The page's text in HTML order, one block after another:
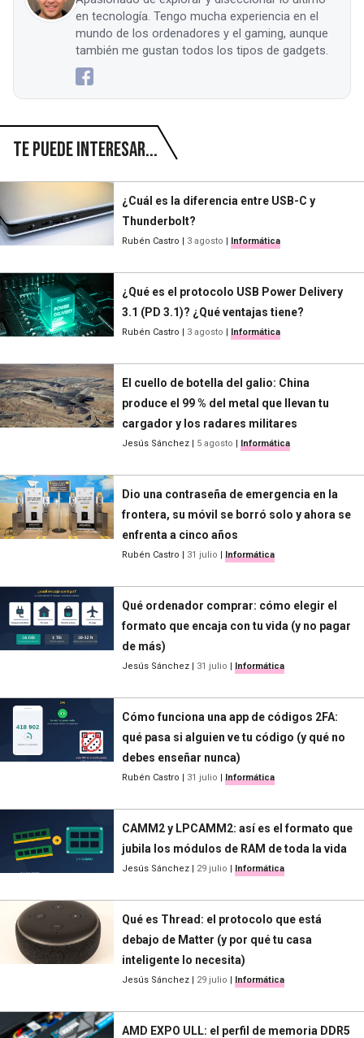
en tecnología. Tengo mucha experiencia en el
mundo de los ordenadores y el gaming, aunque
también me gustan todos los tipos de gadgets.
Te puede interesar...
¿Cuál es la diferencia entre USB-C y
Thunderbolt?
Rubén Castro | 3 agosto | Informática
¿Qué es el protocolo USB Power Delivery
3.1 (PD 3.1)? ¿Qué ventajas tiene?
Rubén Castro | 3 agosto | Informática
El cuello de botella del galio: China
produce el 99 % del metal que llevan tu
cargador y los radares militares
Jesús Sánchez | 5 agosto | Informática
Dio una contraseña de emergencia en la
frontera, su móvil se borró solo y ahora se
enfrenta a cinco años
Rubén Castro | 31 julio | Informática
Qué ordenador comprar: cómo elegir el
formato que encaja con tu vida (y no pagar
de más)
Jesús Sánchez | 31 julio | Informática
Cómo funciona una app de códigos 2FA:
qué pasa si alguien ve tu código (y qué no
debes enseñar nunca)
Rubén Castro | 31 julio | Informática
CAMM2 y LPCAMM2: así es el formato que
jubila los módulos de RAM de toda la vida
Jesús Sánchez | 29 julio | Informática
Qué es Thread: el protocolo que está
debajo de Matter (y por qué tu casa
inteligente lo necesita)
Jesús Sánchez | 29 julio | Informática
AMD EXPO ULL: el perfil de memoria DDR5